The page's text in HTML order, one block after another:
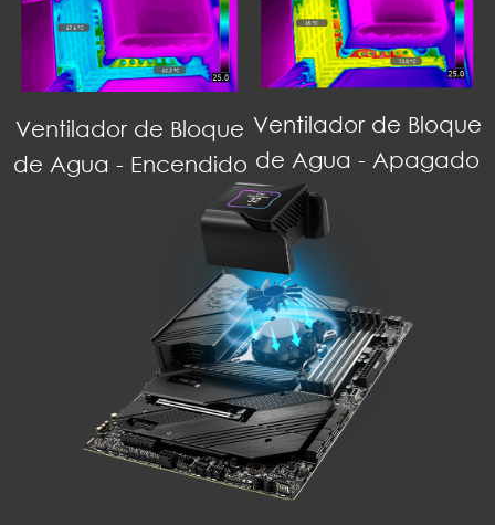
Ventilador de Bloque
de Agua - Encendido
Ventilador de Bloque
de Agua - Apagado